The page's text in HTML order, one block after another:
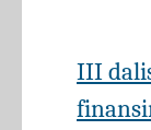
III